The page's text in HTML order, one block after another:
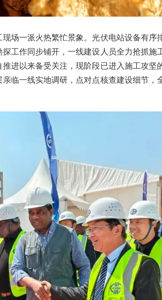
场一派火热繁忙景象。光伏电站设备有序
工作同步铺开，一线建设人员全力抢抓施
进以来备受关注，现阶段已进入施工攻坚
临一线实地调研，点对点核查建设细节，